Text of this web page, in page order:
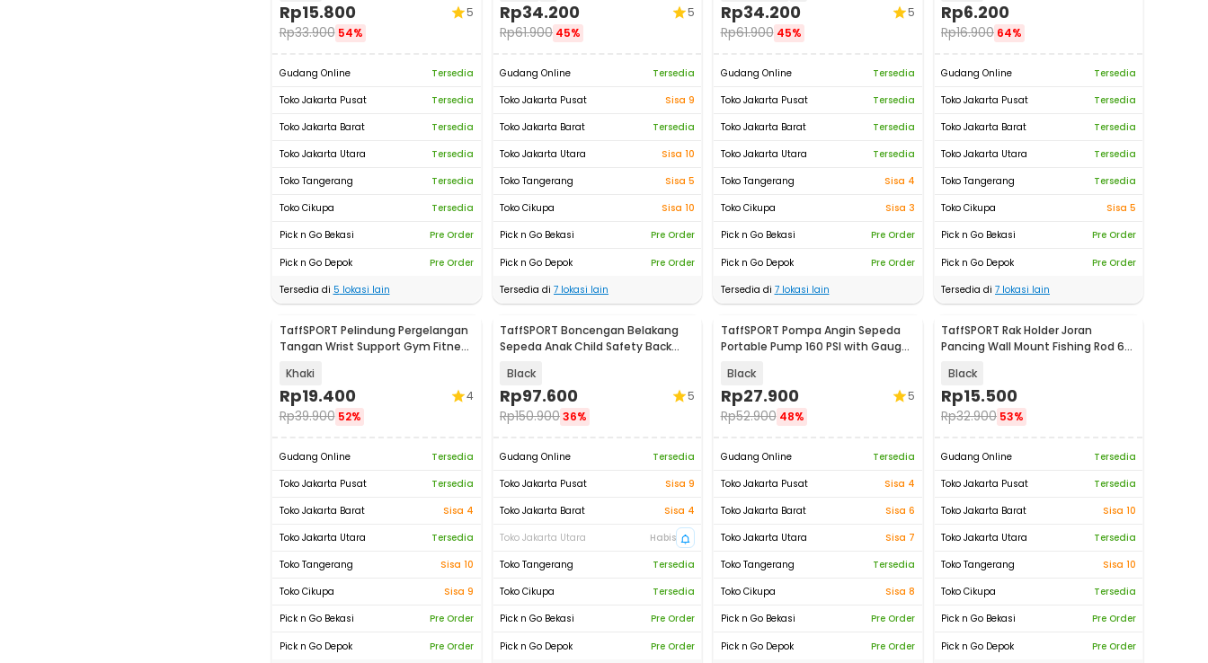
Rp15.800
Rp33.900 54%
5
Gudang Online
Tersedia
Toko Jakarta Pusat
Tersedia
Toko Jakarta Barat
Tersedia
Toko Jakarta Utara
Tersedia
Toko Tangerang
Tersedia
Toko Cikupa
Tersedia
Pick n Go Bekasi
Pre Order
Pick n Go Depok
Pre Order
Tersedia di 5 lokasi lain
Rp34.200
Rp61.900 45%
5
Gudang Online
Tersedia
Toko Jakarta Pusat
Sisa 9
Toko Jakarta Barat
Tersedia
Toko Jakarta Utara
Sisa 10
Toko Tangerang
Sisa 5
Toko Cikupa
Sisa 10
Pick n Go Bekasi
Pre Order
Pick n Go Depok
Pre Order
Tersedia di 7 lokasi lain
Rp34.200
Rp61.900 45%
5
Gudang Online
Tersedia
Toko Jakarta Pusat
Tersedia
Toko Jakarta Barat
Tersedia
Toko Jakarta Utara
Tersedia
Toko Tangerang
Sisa 4
Toko Cikupa
Sisa 3
Pick n Go Bekasi
Pre Order
Pick n Go Depok
Pre Order
Tersedia di 7lokasi lain
Rp6.200
Rp16.900 64%
Gudang Online
Tersedia
Toko Jakarta Pusat
Tersedia
Toko Jakarta Barat
Tersedia
Toko Jakarta Utara
Tersedia
Toko Tangerang
Tersedia
Toko Cikupa
Sisa 5
Pick n Go Bekasi
Pre Order
Pick n Go Depok
Pre Order
Tersedia di 7 lokasi lain
TaffSPORT Pelindung Pergelangan
Tangan Wrist Support Gym Fitness
Khaki
Rp19.400
Rp39.900 52%
4
Gudang Online
Tersedia
Toko Jakarta Pusat
Tersedia
Toko Jakarta Barat
Sisa 4
Toko Jakarta Utara
Tersedia
Toko Tangerang
Sisa 10
Toko Cikupa
Sisa 9
Pick n Go Bekasi
Pre Order
Pick n Go Depok Pre Order
TaffSPORT Boncengan Belakang
Sepeda Anak Child Safety Back
Black
Rp97.600
Rp150.90036%
5
Gudang Online
Tersedia
Toko Jakarta Pusat
Sisa 9
Toko Jakarta Barat
Sisa 4
Toko Jakarta Utara
Habis
Toko Tangerang
Tersedia
Toko Cikupa
Tersedia
Pick n Go Bekasi
Pre Order
Pick n Go Depok Pre Order
TaffSPORT Pompa Angin Sepeda
Portable Pump 160 PSI with Gauge
Black
Rp27.900
Rp52.900 48%
5
Gudang Online
Tersedia
Toko Jakarta Pusat
Sisa 4
Toko Jakarta Barat
Sisa 6
Toko Jakarta Utara
Sisa 7
Toko Tangerang
Tersedia
Toko Cikupa
Sisa 8
Pick n Go Bekasi
Pre Order
Pick n Go Depok Pre Order
TaffSPORT Rak Holder Joran
Pancing Wall Mount Fishing Rod 6
Black
Rp15.500
Rp32.900 53%
Gudang Online
Tersedia
Toko Jakarta Pusat
Tersedia
Toko Jakarta Barat
Sisa 10
Toko Jakarta Utara
Tersedia
Toko Tangerang
Sisa 10
Toko Cikupa
Tersedia
Pick n Go Bekasi
Pre Order
Pick n Go Depok Pre Order